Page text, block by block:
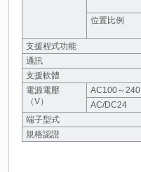
位置比例
支援程式功能
通訊
支援軟體
電源電壓
（V）
AC100～240
AC/DC24
端子型式
規格認證